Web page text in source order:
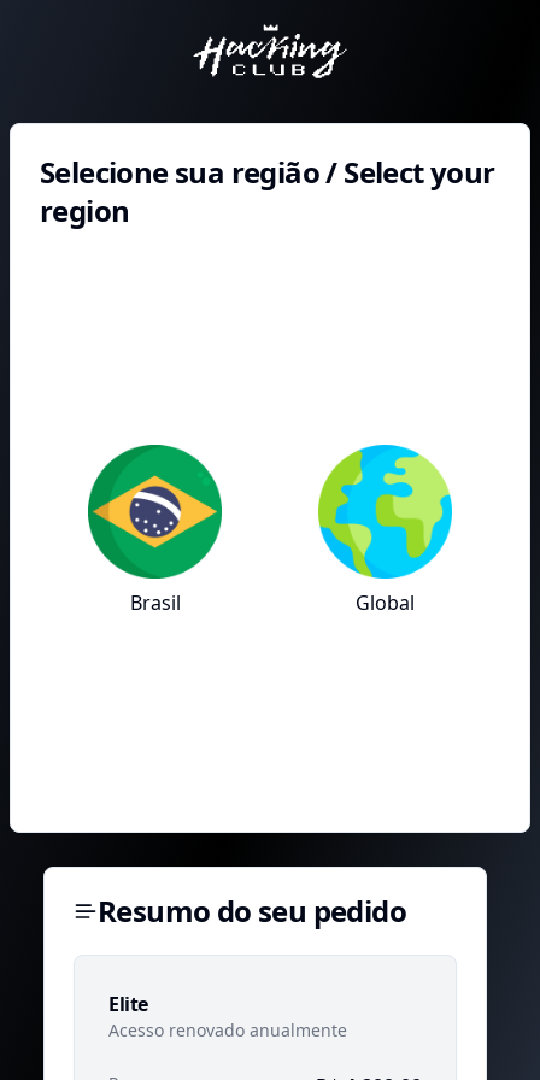
Selecione sua região / Select your
region
Brasil Global
Resumo do seu pedido
Elite
Acesso renovado anualmente